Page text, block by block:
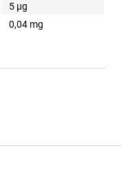
5 µg
0,04 mg